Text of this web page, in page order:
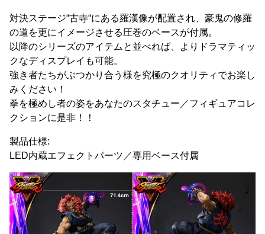
対決ステージ“古寺“にある羅漢像が配置され、豪鬼の修羅
の道を更にイメージさせる圧巻のベースが付属。
以降のシリーズのアイテムと並べれば、よりドラマティッ
クなディスプレイも可能。
強き者たちがぶつかり合う様を究極のクオリティでお楽し
みください！
拳を極めし者の姿をあなたのスタチュー／フィギュアコレ
クションに是非！！
製品仕様:
LED内蔵エフェクトパーツ／専用ベース付属